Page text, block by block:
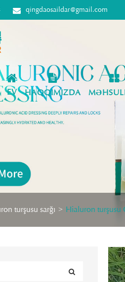
qingdaosaildar@gmail.com
EV HAQQIMIZDA
turşusu sarğı Hialuron turşusu